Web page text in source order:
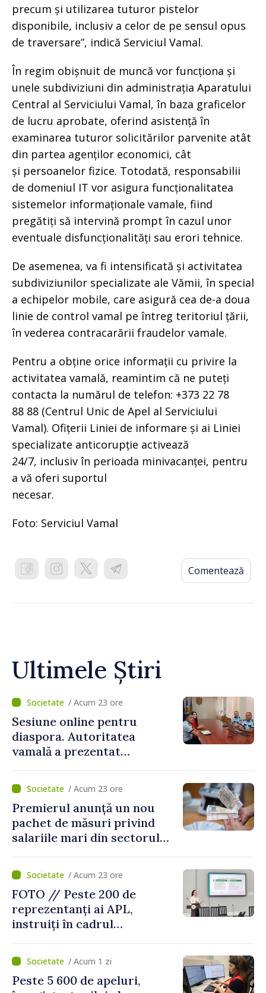
precum și utilizarea tuturor pistelor
disponibile, inclusiv a celor de pe sensul opus
de traversare”, indică Serviciul Vamal.
În regim obișnuit de muncă vor funcționa și
unele subdiviziuni din administrația Aparatului
Central al Serviciului Vamal, în baza graficelor
de lucru aprobate, oferind asistență în
examinarea tuturor solicitărilor parvenite atât
din partea agenților economici, cât
și persoanelor fizice. Totodată, responsabilii
de domeniul IT vor asigura funcționalitatea
sistemelor informaționale vamale, fiind
pregătiți să intervină prompt în cazul unor
eventuale disfuncționalități sau erori tehnice.
De asemenea, va fi intensificată și activitatea
subdiviziunilor specializate ale Vămii, în special
a echipelor mobile, care asigură cea de-a doua
linie de control vamal pe întreg teritoriul țării,
în vederea contracarării fraudelor vamale.
Pentru a obține orice informații cu privire la
activitatea vamală, reamintim că ne puteți
contacta la numărul de telefon: +373 22 78
88 88 (Centrul Unic de Apel al Serviciului
Vamal). Ofițerii Liniei de informare și ai Liniei
specializate anticorupție activează
24/7, inclusiv în perioada minivacanței, pentru
a vă oferi suportul
necesar.
Foto: Serviciul Vamal
Comentează
Ultimele Știri
/ Acum 23 ore
Sesiune online pentru
diaspora. Autoritatea
vamală a prezentat
revenirea în țară
/ Acum 23 ore
Premierul anunță un nou
pachet de măsuri privind
salariile mari din sectorul
/ Acum 23 ore
FOTO // Peste 200 de
reprezentanți ai APL,
instruiți în cadrul
Mediu privind aplicarea a
două regulamente din
domeniu
/ Acum 1 zi
Peste 5 600 de apeluri,